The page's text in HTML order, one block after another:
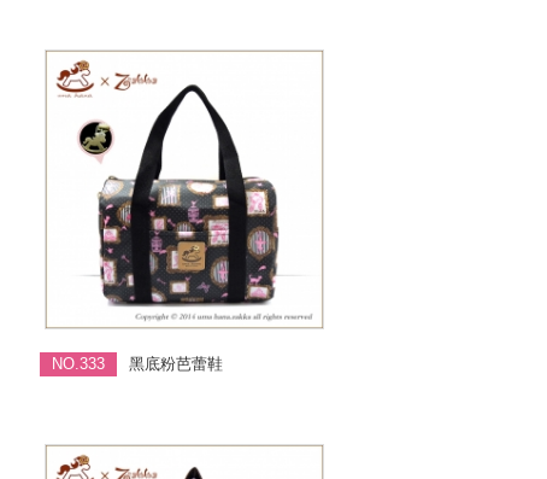
NO.333 黑底粉芭蕾鞋